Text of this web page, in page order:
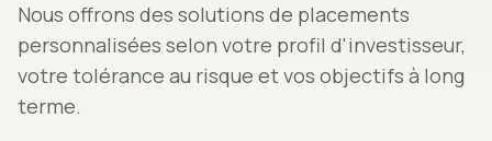
Nous offrons des solutions de placements
personnalisées selon votre profil d'investisseur,
votre tolérance au risque et vos objectifs à long
terme.